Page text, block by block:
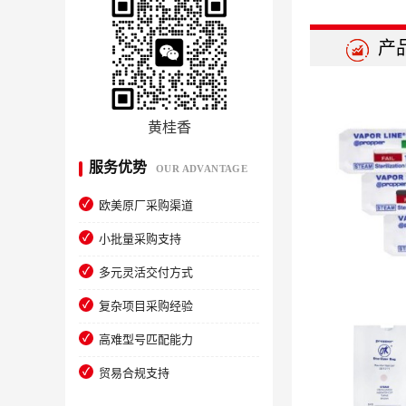
黄桂香
服务优势 OUR ADVANTAGE
欧美原厂采购渠道
小批量采购支持
多元灵活交付方式
复杂项目采购经验
高难型号匹配能力
贸易合规支持
产